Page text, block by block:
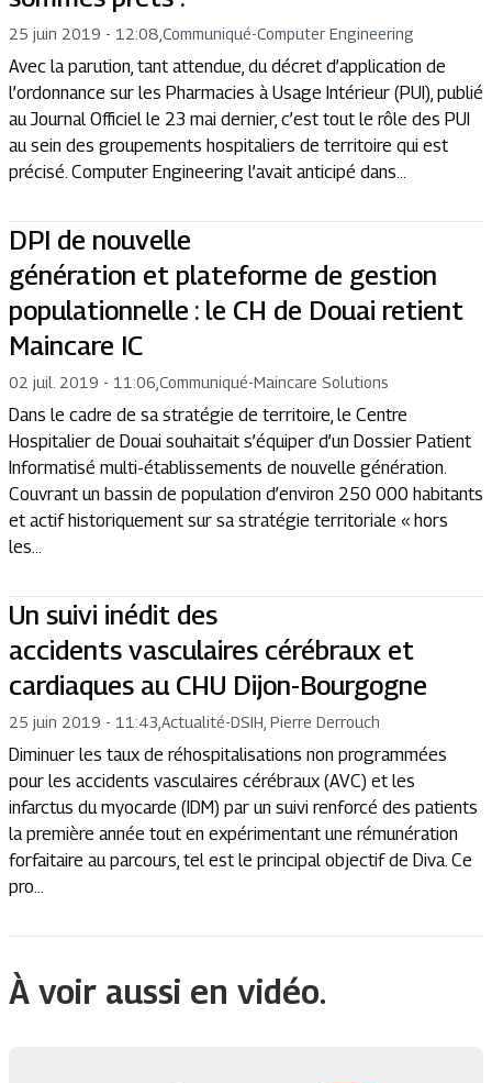
25 juin 2019 - 12:08 Communiqué-Computer Engineering
Avec la parution, tant attendue, du décret d’application de
l’ordonnance sur les Pharmacies à Usage Intérieur (PUI), publié
au Journal Officiel le 23 mai dernier, c’est tout le rôle des PUI
au sein des groupements hospitaliers de territoire qui est
précisé. Computer Engineering l’avait anticipé dans...
DPI de nouvelle
génération et plateforme de gestion
populationnelle : le CH de Douai retient
Maincare IC
02 juil. 2019 - 11:06 Communiqué-Maincare Solutions
Dans le cadre de sa stratégie de territoire, le Centre
Hospitalier de Douai souhaitait s’équiper d’un Dossier Patient
Informatisé multi-établissements de nouvelle génération.
Couvrant un bassin de population d’environ 250 000 habitants
et actif historiquement sur sa stratégie territoriale « hors
les...
Un suivi inédit des
accidents vasculaires cérébraux et
cardiaques au CHU Dijon-Bourgogne
25 juin 2019 - 11:43 Actualité-DSIH, Pierre Derrouch
Diminuer les taux de réhospitalisations non programmées
pour les accidents vasculaires cérébraux (AVC) et les
infarctus du myocarde (IDM) par un suivi renforcé des patients
la première année tout en expérimentant une rémunération
forfaitaire au parcours, tel est le principal objectif de Diva. Ce
pro...
À voir aussi en vidéo.